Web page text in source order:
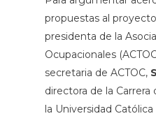
propuestas al
presidenta de la
Ocupacionales
secretaria de ACTOC,
directora de la Carrera
la Universidad